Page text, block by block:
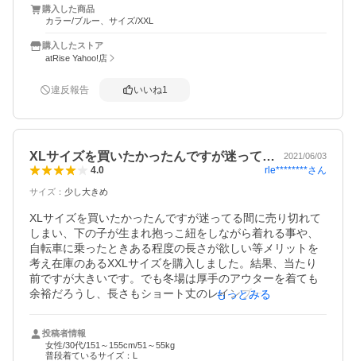
思います。
やはり大きいですが下にコートを着ても全然
大丈夫そうで、生地も柔らかく余り重くないので
買って良かったです。
購入した商品
カラー/ブルー、サイズ/XXL
購入したストア
atRise Yahoo!店
違反報告 いいね1
XLサイズを買いたかったんですが迷って… 2021/06/03
4.0 rle********さん
サイズ ： 少し大きめ
XLサイズを買いたかったんですが迷ってる間に売り切れて
しまい、下の子が生まれ抱っこ紐をしながら着れる事や、
自転車に乗ったときある程度の長さが欲しい等メリットを
考え在庫のあるXXLサイズを購入しました。結果、当たり
前ですが大きいです。でも冬場は厚手のアウターを着ても
余裕だろうし、長さもショート丈のレインブーツで問題な
足行く買い物だったと思います使うのが楽しみ
もっとみる
投稿者情報
女性/30代/151～155cm/51～55kg
普段着ているサイズ：L